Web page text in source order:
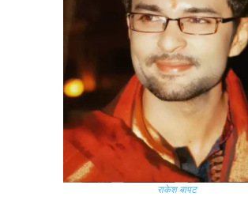
राकेश बापट